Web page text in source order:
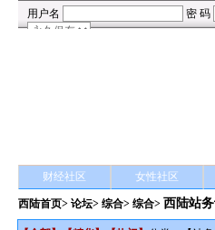
财经社区 女性社区
西陆首页>论坛>综合> 综合> 西陆站